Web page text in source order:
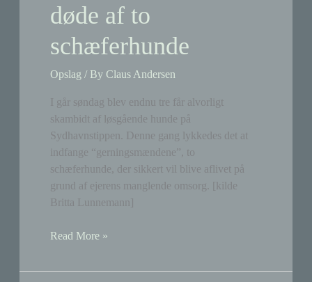
døde af to
schæferhunde
Opslag / ByClaus Andersen
I går søndag blev endnu tre får alvorligt
skambidt af løsgående hunde på
Sydhavnstippen. Denne gang lykkedes det at
indfange “gerningsmændene”, to
schæferhunde, der sikkert vil blive aflivet på
grund af ejerens manglende omsorg. [kilde
Britta Lunnemann]
Tre
skambidt
Read More »